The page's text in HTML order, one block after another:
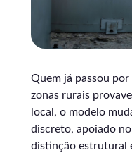
Quem já passou
zonas rurais
local, o modelo
discreto, apoiado
distinção estrutural